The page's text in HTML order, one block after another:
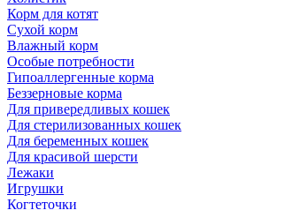
Корм для котят
Сухой корм
Влажный корм
Особые потребности
Гипоаллергенные корма
Беззерновые корма
Для привередливых кошек
Для стерилизованных кошек
Для беременных кошек
Для красивой шерсти
Лежаки
Игрушки
Когтеточки